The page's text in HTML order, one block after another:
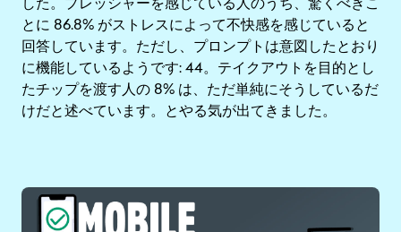
した。プレッシャーを感じている人のうち、驚くべきこ
とに 86.8% がストレスによって不快感を感じていると
回答しています。ただし、プロンプトは意図したとおり
に機能しているようです: 44。テイクアウトを目的とし
たチップを渡す人の 8% は、ただ単純にそうしているだ
けだと述べています。とやる気が出てきました。